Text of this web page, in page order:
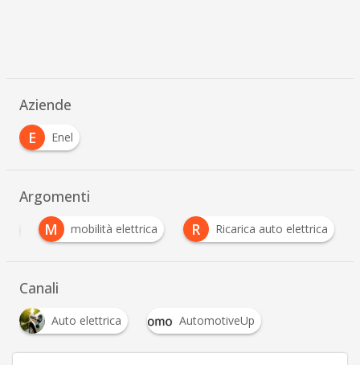
Aziende
E
Enel
Argomenti
M mobilità elettrica R Ricarica auto elettrica
Canali
Auto elettrica AutomotiveUp